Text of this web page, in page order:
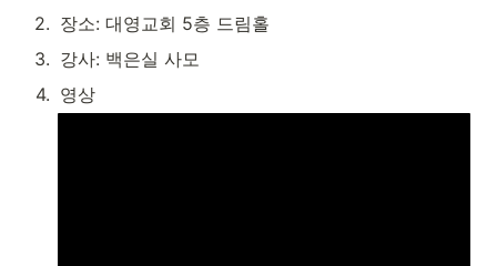
2. 장소: 대영교회 5층 드림홀
3. 강사: 백은실 사모
4. 영상